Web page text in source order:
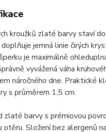
kroužků zlaté barvy staví
jemná linie čirých
je maximálně
vyvážená váha
náročného dne. Praktické
s průměrem 1,5 cm.
barvy s prémiovou
otěru. Složení bez alergenů